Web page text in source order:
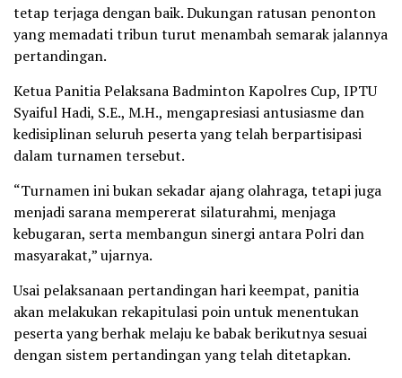
tetap terjaga dengan baik. Dukungan ratusan penonton
yang memadati tribun turut menambah semarak jalannya
pertandingan.
Ketua Panitia Pelaksana Badminton Kapolres Cup, IPTU
Syaiful Hadi, S.E., M.H., mengapresiasi antusiasme dan
kedisiplinan seluruh peserta yang telah berpartisipasi
dalam turnamen tersebut.
“Turnamen ini bukan sekadar ajang olahraga, tetapi juga
menjadi sarana mempererat silaturahmi, menjaga
kebugaran, serta membangun sinergi antara Polri dan
masyarakat,” ujarnya.
Usai pelaksanaan pertandingan hari keempat, panitia
akan melakukan rekapitulasi poin untuk menentukan
peserta yang berhak melaju ke babak berikutnya sesuai
dengan sistem pertandingan yang telah ditetapkan.